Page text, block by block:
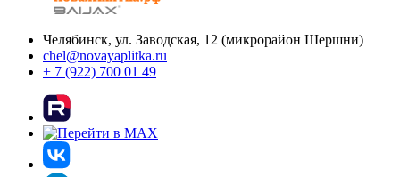
Челябинск, ул. Заводская, 12 (микрорайон Шершни)
chel@novayaplitka.ru
+ 7 (922) 700 01 49